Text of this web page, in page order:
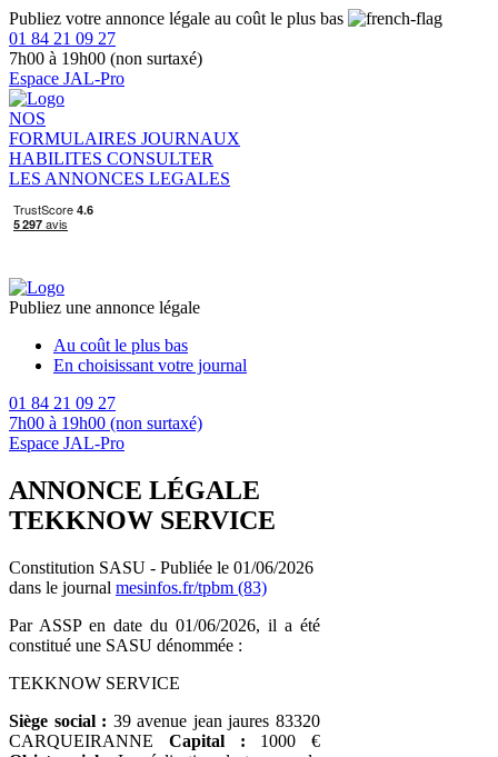
Publiez votre annonce légale au coût le plus bas
01 84 21 09 27
7h00 à 19h00 (non surtaxé)
Espace JAL-Pro
NOS
FORMULAIRES JOURNAUX
HABILITES CONSULTER
LES ANNONCES LEGALES
Publiez une annonce légale
Au coût le plus bas
En choisissant votre journal
01 84 21 09 27
7h00 à 19h00 (non surtaxé)
Espace JAL-Pro
ANNONCE LÉGALE
TEKKNOW SERVICE
Constitution SASU - Publiée le 01/06/2026
dans le journal mesinfos.fr/tpbm (83)
Par ASSP en date du 01/06/2026, il a été
constitué une SASU dénommée :
TEKKNOW SERVICE
Siège social : 39 avenue jean jaures 83320
CARQUEIRANNE Capital : 1000 €